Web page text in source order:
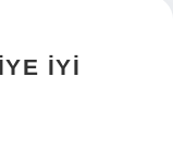
IYI